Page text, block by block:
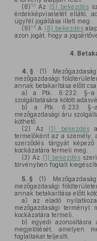
(8) 13 Az (5) bekezdés
érdekképviseletét ellátó,
ügyfél jogállása illeti meg.
(9) 14 A (8) bekezdés
azon jogát, hogy a
4.
4. § (1)
mezőgazdasági
annak betakarítása előtt
a) a Ptk. 6:232. §-a
szolgáltatására kötött
b) a Ptk. 6:233. §-a
mezőgazdasági áru
köthető.
(2) Az (1) bekezdés
termelőként az a személy,
szerződés tárgyát
kockázatára termeli meg.
(3) Az (1) bekezdés
törvényben foglalt
5. § (1)
mezőgazdasági
annak betakarítása előtt
a) az eladó
mezőgazdasági terményt
kockázatára termeli,
b) egyedi azonosításra
megjelölését, amelyen
foglaltakat teljesíti,